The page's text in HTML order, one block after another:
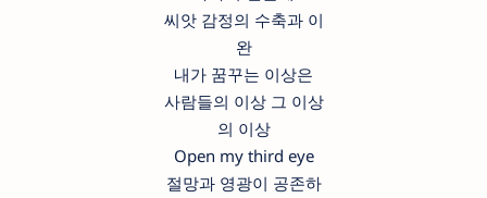
씨앗 감정의 수축과 이
완
내가 꿈꾸는 이상은
사람들의 이상 그 이상
의 이상
Open my third eye
절망과 영광이 공존하